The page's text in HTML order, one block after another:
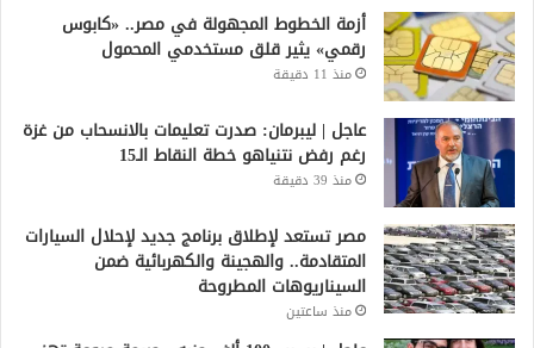
أزمة الخطوط المجهولة في مصر.. «كابوس
رقمي» يثير قلق مستخدمي المحمول
منذ 11 دقيقة
عاجل | ليبرمان: صدرت تعليمات بالانسحاب من غزة
رغم رفض نتنياهو خطة النقاط الـ15
منذ 39 دقيقة
مصر تستعد لإطلاق برنامج جديد لإحلال السيارات
المتقادمة.. والهجينة والكهربائية ضمن
السيناريوهات المطروحة
منذ ساعتين